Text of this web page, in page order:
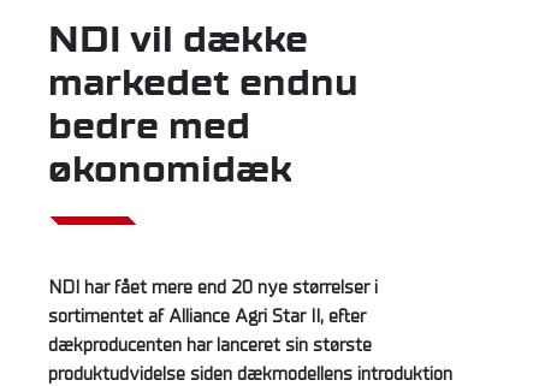
NDI vil dække
markedet endnu
bedre med
økonomidæk
NDI har fået mere end 20 nye størrelser i
sortimentet af Alliance Agri Star II, efter
dækproducenten har lanceret sin største
produktudvidelse siden dækmodellens introduktion